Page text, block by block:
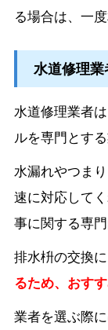
る場合は、一
水道修理業
水道修理業者
ルを専門とする
水漏れやつま
速に対応して
事に関する専
排水枡の交換
るため、おす
業者を選ぶ際